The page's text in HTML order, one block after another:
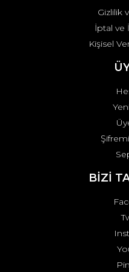
Gizlilik
İptal ve
Kişisel
BİZİ